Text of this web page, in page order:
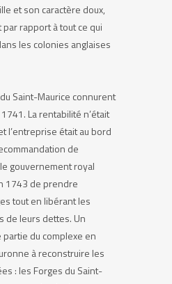
et son caractère doux,
rapport à tout ce qui
les colonies anglaises
Saint-Maurice connurent
La rentabilité n’était
l’entreprise était au bord
de
gouvernement royal
1743 de prendre
tout en libérant les
de leurs dettes. Un
du complexe en
à reconstruire les
: les Forges du Saint-